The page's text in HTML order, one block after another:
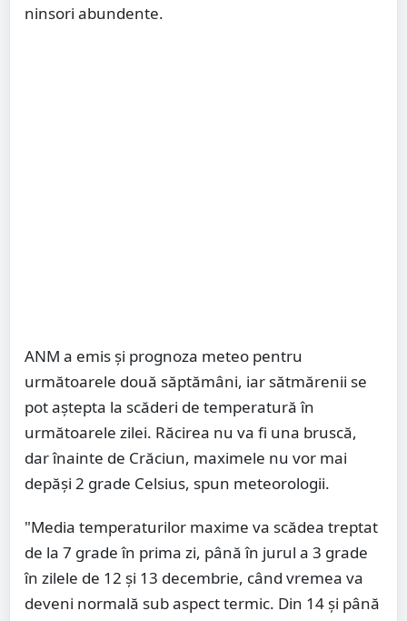
ninsori abundente.
ANM a emis și prognoza meteo pentru
următoarele două săptămâni, iar sătmărenii se
pot aștepta la scăderi de temperatură în
următoarele zilei. Răcirea nu va fi una bruscă,
dar înainte de Crăciun, maximele nu vor mai
depăși 2 grade Celsius, spun meteorologii.
"Media temperaturilor maxime va scădea treptat
de la 7 grade în prima zi, până în jurul a 3 grade
în zilele de 12 și 13 decembrie, când vremea va
deveni normală sub aspect termic. Din 14 și până